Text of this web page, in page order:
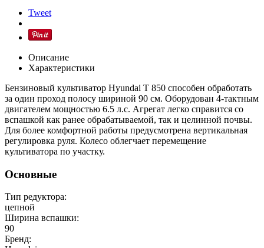
Tweet
Описание
Характеристики
Бензиновый культиватор Hyundai T 850 способен обработать
за один проход полосу шириной 90 см. Оборудован 4-тактным
двигателем мощностью 6.5 л.с. Агрегат легко справится со
вспашкой как ранее обрабатываемой, так и целинной почвы.
Для более комфортной работы предусмотрена вертикальная
регулировка руля. Колесо облегчает перемещение
культиватора по участку.
Основные
Тип редуктора:
цепной
Ширина вспашки:
90
Бренд: